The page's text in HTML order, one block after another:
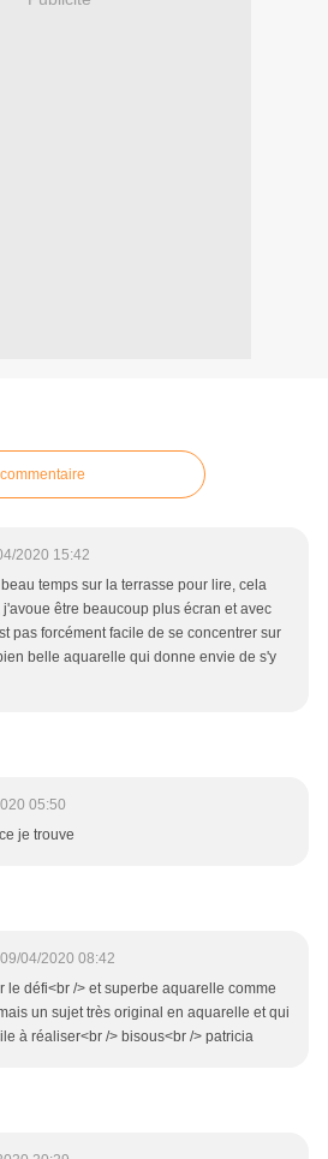
2020 15:42
temps sur la terrasse pour lire, cela
être beaucoup plus écran et avec
pas forcément facile de se concentrer sur
belle aquarelle qui donne envie de s'y
05:50
je trouve
09/04/2020 08:42
le défi<br /> et superbe aquarelle comme
un sujet très original en aquarelle et qui
à réaliser<br /> bisous<br /> patricia